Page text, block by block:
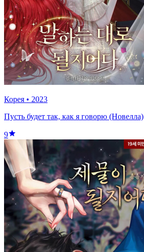
Корея • 2023
Пусть будет так, как я говорю (Новелла)
9